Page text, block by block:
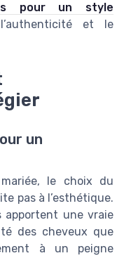
pour un style
et le
un
le choix du
pas à l’esthétique.
apportent une vraie
des cheveux que
à un peigne